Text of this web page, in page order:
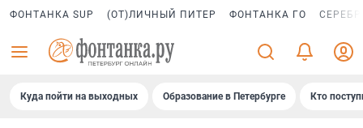
ФОНТАНКА SUP (ОТ)ЛИЧНЫЙ ПИТЕР ФОНТАНКА ГО
Куда пойти на выходных Образование в Петербурге Кто